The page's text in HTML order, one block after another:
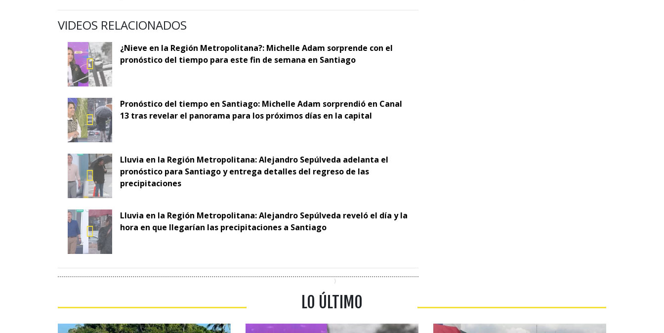
VIDEOS RELACIONADOS
¿Nieve en la Región Metropolitana?: Michelle Adam sorprende con el
pronóstico del tiempo para este fin de semana en Santiago
Pronóstico del tiempo en Santiago: Michelle Adam sorprendió en Canal
13 tras revelar el panorama para los próximos días en la capital
Lluvia en la Región Metropolitana: Alejandro Sepúlveda adelanta el
pronóstico para Santiago y entrega detalles del regreso de las
precipitaciones
Lluvia en la Región Metropolitana: Alejandro Sepúlveda reveló el día y la
hora en que llegarían las precipitaciones a Santiago
LO ÚLTIMO